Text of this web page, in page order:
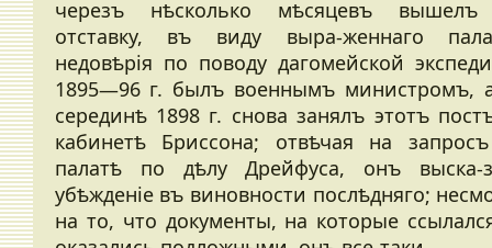
черезъ нѣсколько мѣсяцевъ
отставку, въ виду выра-женнаго
недовѣрія по поводу дагомейской
1895—96 г. былъ военнымъ министромъ,
серединѣ 1898 г. снова занялъ этотъ
кабинетѣ Бриссона; отвѣчая на
палатѣ по дѣлу Дрейфуса, онъ выска-
убѣжденіе въ виновности послѣдняго;
на то, что документы, на которые